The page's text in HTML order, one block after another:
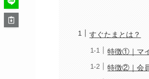
すぐたまとは？
特徴①｜マ
特徴②｜会